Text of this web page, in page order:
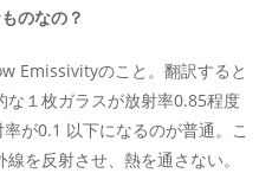
のなの？
Emissivityのこと。翻訳すると
な１枚ガラスが放射率0.85程度
が0.1 以下になるのが普通。こ
を反射させ、熱を通さない。